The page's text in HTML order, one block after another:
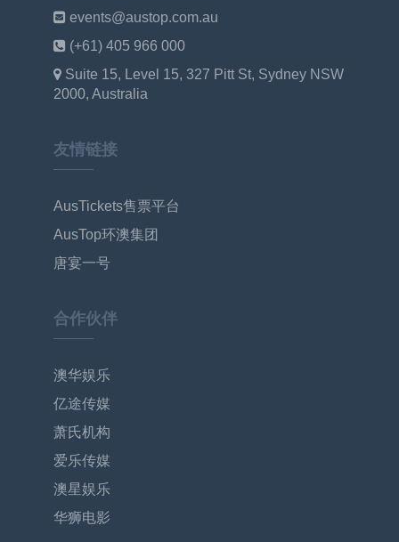
events@austop.com.au
(+61) 405 966 000
Suite 15, Level 15, 327 Pitt St, Sydney NSW
2000, Australia
友情链接
AusTickets售票平台
AusTop环澳集团
唐宴一号
合作伙伴
澳华娱乐
亿途传媒
萧氏机构
爱乐传媒
澳星娱乐
华狮电影